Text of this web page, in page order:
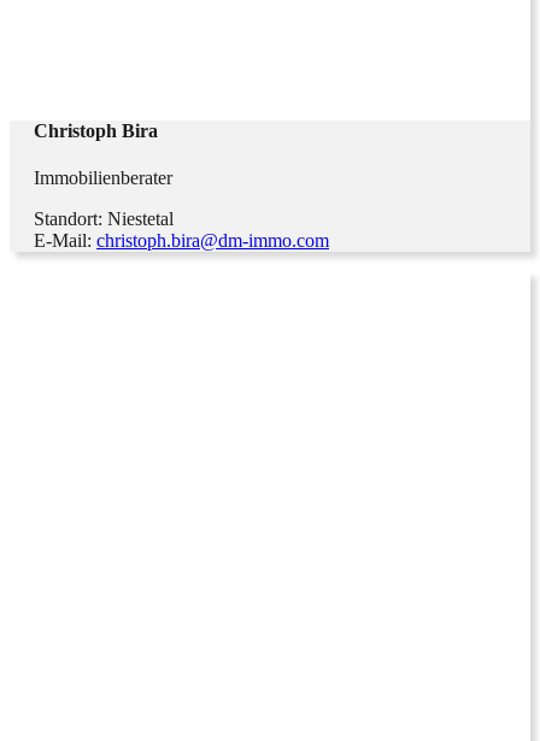
Christoph Bira
Immobilienberater
Standort: Niestetal
E-Mail: christoph.bira@dm-immo.com